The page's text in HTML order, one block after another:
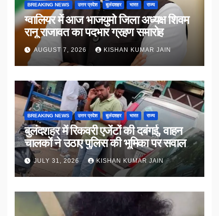
BREAKING NEWS उत्तर प्रदेश बुलंदशहर भारत राज्य
ग्वालियर में आज भाजयुमो जिला अध्यक्ष शिवम
रानू राजावत का पदभार ग्रहण समारोह
AUGUST 7, 2026 KISHAN KUMAR JAIN
BREAKING NEWS उत्तर प्रदेश बुलंदशहर भारत राज्य
बुलंदशहर में रिकवरी एजेंटों की दबंगई, वाहन
चालकों ने उठाए पुलिस की भूमिका पर सवाल
JULY 31, 2026 KISHAN KUMAR JAIN